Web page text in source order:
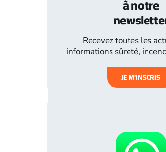
à notre
Recevez toutes les
informations sûreté,
JE M’INSCRIS